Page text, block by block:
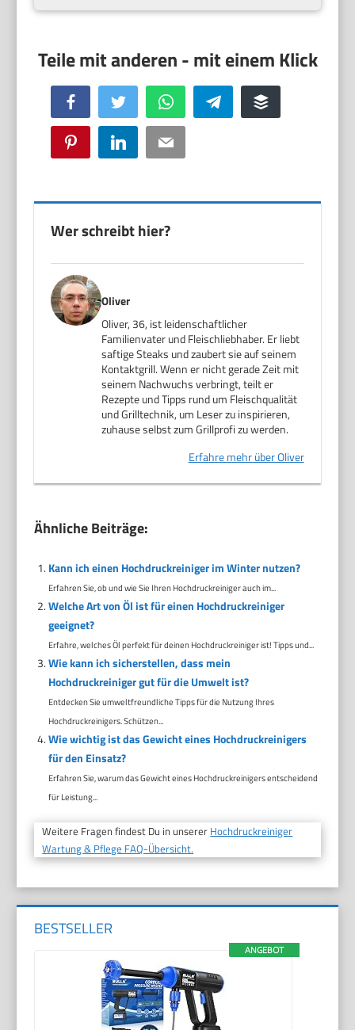
Facebook Twitter WhatsApp Telegram Buffer
Pinterest LinkedIn Email
Wer schreibt hier?
Oliver
Oliver, 36, ist leidenschaftlicher
Familienvater und Fleischliebhaber. Er liebt
saftige Steaks und zaubert sie auf seinem
Kontaktgrill. Wenn er nicht gerade Zeit mit
seinem Nachwuchs verbringt, teilt er
Rezepte und Tipps rund um Fleischqualität
und Grilltechnik, um Leser zu inspirieren,
zuhause selbst zum Grillprofi zu werden.
Erfahre mehr über Oliver
Ähnliche Beiträge:
Kann ich einen Hochdruckreiniger im Winter nutzen?
Erfahren Sie, ob und wie Sie Ihren Hochdruckreiniger auch im...
Welche Art von Öl ist für einen Hochdruckreiniger
geeignet?
Erfahre, welches Öl perfekt für deinen Hochdruckreiniger ist! Tipps und...
Wie kann ich sicherstellen, dass mein
Hochdruckreiniger gut für die Umwelt ist?
Entdecken Sie umweltfreundliche Tipps für die Nutzung Ihres
Hochdruckreinigers. Schützen...
Wie wichtig ist das Gewicht eines Hochdruckreinigers
für den Einsatz?
Erfahren Sie, warum das Gewicht eines Hochdruckreinigers entscheidend
für Leistung...
Weitere Fragen findest Du in unserer Hochdruckreiniger
Wartung & Pflege FAQ-Übersicht.
BESTSELLER
ANGEBOT